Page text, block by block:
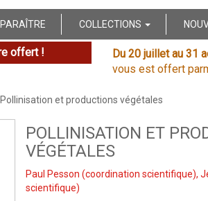
COLLECTIONS
offert ! Du 20 juillet au 31
vous est offert
Pollinisation et productions végétales
POLLINISATION ET
VÉGÉTALES
Paul Pesson (coordination scientifique),
scientifique)